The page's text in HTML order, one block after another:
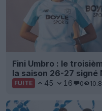
Fini Umbro : le
la saison 26-27
FUITE 45 16 0